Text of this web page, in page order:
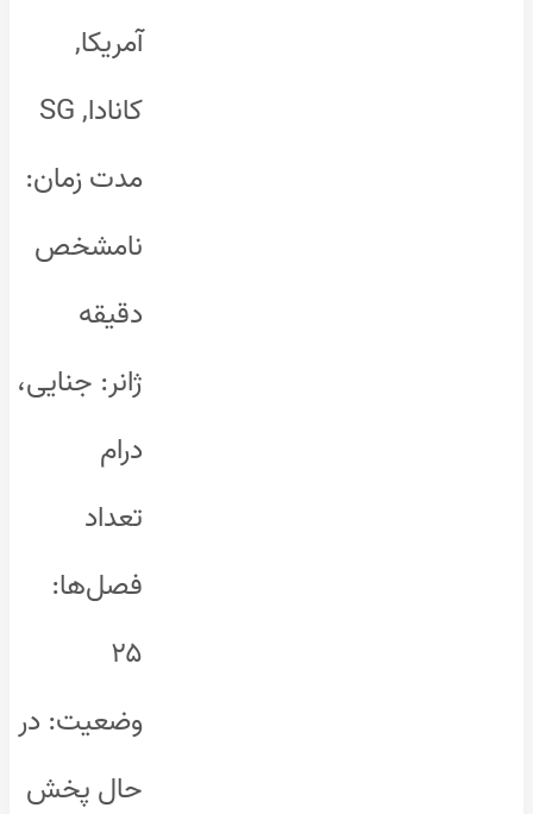
آمریکا,
کانادا, SG
مدت زمان:
نامشخص
دقیقه
ژانر: جنایی،
درام
تعداد
فصل‌ها:
۲۵
وضعیت: در
حال پخش